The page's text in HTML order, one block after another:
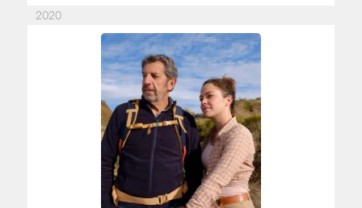
2020